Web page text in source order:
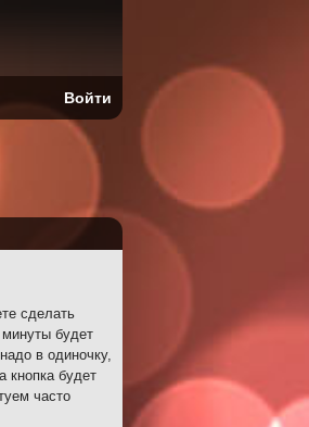
сделать
будет
в одиночку,
кнопка будет
часто
Войти